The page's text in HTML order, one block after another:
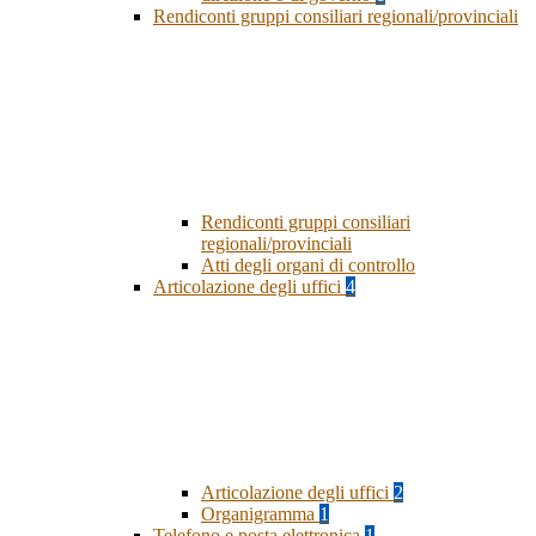
Rendiconti gruppi consiliari regionali/provinciali
Rendiconti gruppi consiliari
regionali/provinciali
Atti degli organi di controllo
Articolazione degli uffici 4
Articolazione degli uffici 2
Organigramma 1